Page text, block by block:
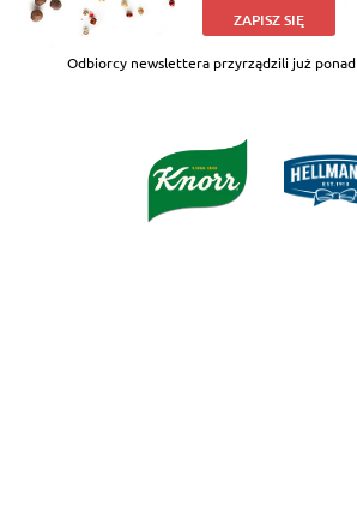
ZAPISZ SIĘ
Odbiorcy newslettera przyrządzili już ponad